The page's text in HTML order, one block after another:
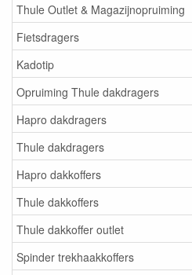
Thule Outlet & Magazijnopruiming
Fietsdragers
Kadotip
Opruiming Thule dakdragers
Hapro dakdragers
Thule dakdragers
Hapro dakkoffers
Thule dakkoffers
Thule dakkoffer outlet
Spinder trekhaakkoffers